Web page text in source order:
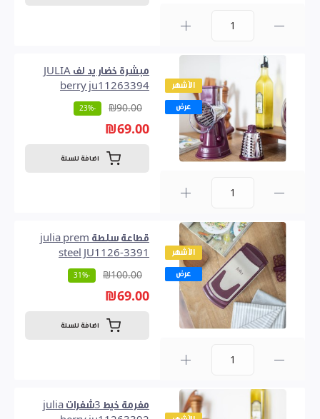
الأشهر
عرض
مبشرة خضار يد لف JULIA
berry ju11263394
₪90.00
-23%
₪69.00
اضافة للسلة
الأشهر
عرض
قطاعة سلطة julia prem
steel JU1126-3391
₪100.00
-31%
₪69.00
اضافة للسلة
مفرمة خيط 3شفرات julia